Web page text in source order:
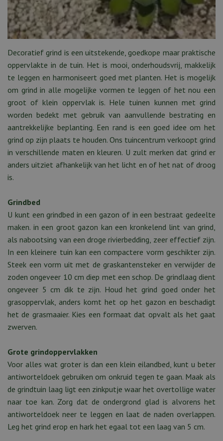
Decoratief grind is een uitstekende, goedkope maar praktische
oppervlakte in de tuin. Het is mooi, onderhoudsvrij, makkelijk
te leggen en harmoniseert goed met planten. Het is mogelijk
om grind in alle mogelijke vormen te leggen of het nou een
groot of klein oppervlak is. Hele tuinen kunnen met grind
worden bedekt met gebruik van aanvullende bestrating en
aantrekkelijke beplanting. Een rand is een goed idee om het
grind op zijn plaats te houden. Ons tuincentrum verkoopt grind
in verschillende maten en kleuren. U zult merken dat grind er
anders uitziet afhankelijk van het licht en of het nat of droog
is.
Grindbed
U kunt een grindbed in een gazon of in een bestraat gedeelte
maken. in een groot gazon kan een kronkelend lint van grind,
als nabootsing van een droge rivierbedding, zeer effectief zijn.
In een kleinere tuin kan een compactere vorm geschikter zijn.
Steek een vorm uit met de graskantensteker en verwijder de
zoden ongeveer 10 cm diep met een schop. De grindlaag dient
ongeveer 5 cm dik te zijn. Houd het grind goed onder het
grasoppervlak, anders komt het op het gazon en beschadigt
het de grasmaaier. Kies een formaat dat opvalt als het gaat
zwerven.
Grote grindoppervlakken
Voor alles wat groter is dan een klein eilandbed, kunt u beter
antiworteldoek gebruiken om onkruid tegen te gaan. Maak als
de grindtuin laag ligt een zinkputje waar het overtollige water
naar toe kan. Zorg dat de ondergrond glad is alvorens het
antiworteldoek neer te leggen en laat de naden overlappen.
Leg het grind erop en hark het egaal tot een laag van 5 cm.